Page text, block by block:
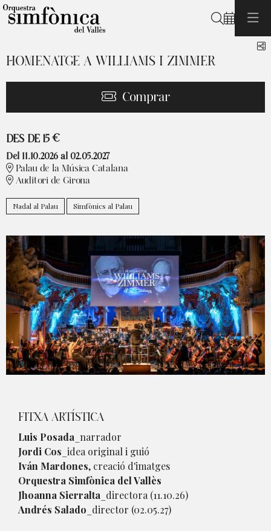
Cerca
HOMENATGE A WILLIAMS I ZIMMER
Comprar
DES DE Des de
15 €
Del 11.10.2026 al 02.05.2027
Palau de la Música Catalana
Auditori de Girona
Nadal al Palau Simfònics al Palau
FITXA ARTÍSTICA
Luis Posada _narrador
Jordi Cos _idea original i guió
Iván Mardones, creació d'imatges
Orquestra Simfònica del Vallès
Jhoanna Sierralta _directora (11.10.26)
Andrés Salado _director (02.05.27)